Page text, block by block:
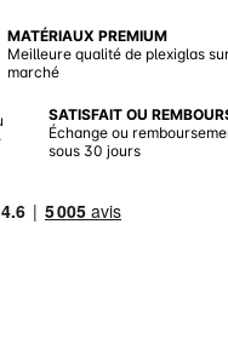
MATÉRIAUX PREMIUM
Meilleure qualité de plexiglas
marché
SATISFAIT OU
Échange ou
sous 30 jours